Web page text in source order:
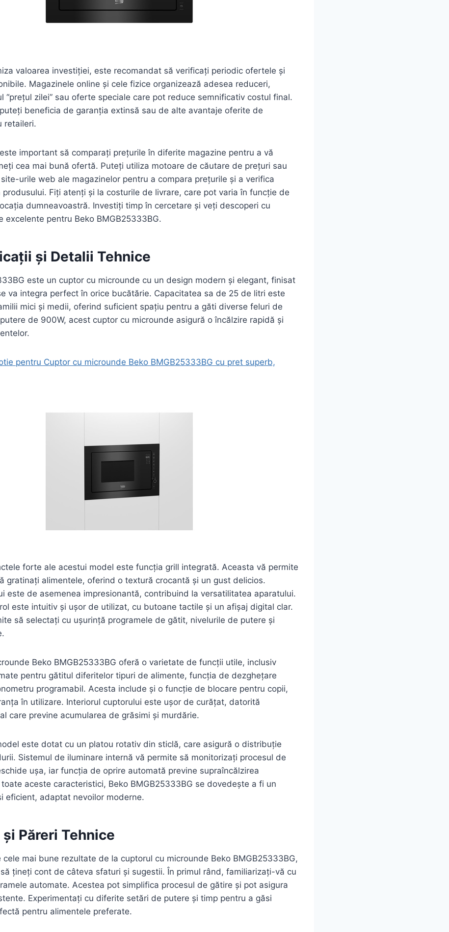
valoarea investiției, este recomandat să verificați periodic ofertele și
Magazinele online și cele fizice organizează adesea reduceri,
“prețul zilei” sau oferte speciale care pot reduce semnificativ costul final.
beneficia de garanția extinsă sau de alte avantaje oferite de
retaileri.
important să comparați prețurile în diferite magazine pentru a vă
cea mai bună ofertă. Puteți utiliza motoare de căutare de prețuri sau
urile web ale magazinelor pentru a compara prețurile și a verifica
Fiți atenți și la costurile de livrare, care pot varia în funcție de
dumneavoastră. Investiți timp în cercetare și veți descoperi cu
excelente pentru Beko BMGB25333BG.
și Detalii Tehnice
este un cuptor cu microunde cu un design modern și elegant, finisat
va integra perfect în orice bucătărie. Capacitatea sa de 25 de litri este
mici și medii, oferind suficient spațiu pentru a găti diverse feluri de
de 900W, acest cuptor cu microunde asigură o încălzire rapidă și
pentru Cuptor cu microunde Beko BMGB25333BG cu pret superb,
forte ale acestui model este funcția grill integrată. Aceasta vă permite
gratinați alimentele, oferind o textură crocantă și un gust delicios.
este de asemenea impresionantă, contribuind la versatilitatea aparatului.
este intuitiv și ușor de utilizat, cu butoane tactile și un afișaj digital clar.
să selectați cu ușurință programele de gătit, nivelurile de putere și
Beko BMGB25333BG oferă o varietate de funcții utile, inclusiv
pentru gătitul diferitelor tipuri de alimente, funcția de dezghețare
programabil. Acesta include și o funcție de blocare pentru copii,
în utilizare. Interiorul cuptorului este ușor de curățat, datorită
care previne acumularea de grăsimi și murdărie.
este dotat cu un platou rotativ din sticlă, care asigură o distribuție
Sistemul de iluminare internă vă permite să monitorizați procesul de
ușa, iar funcția de oprire automată previne supraîncălzirea
aceste caracteristici, Beko BMGB25333BG se dovedește a fi un
eficient, adaptat nevoilor moderne.
Păreri Tehnice
cele mai bune rezultate de la cuptorul cu microunde Beko BMGB25333BG,
țineți cont de câteva sfaturi și sugestii. În primul rând, familiarizați-vă cu
automate. Acestea pot simplifica procesul de gătire și pot asigura
Experimentați cu diferite setări de putere și timp pentru a găsi
pentru alimentele preferate.